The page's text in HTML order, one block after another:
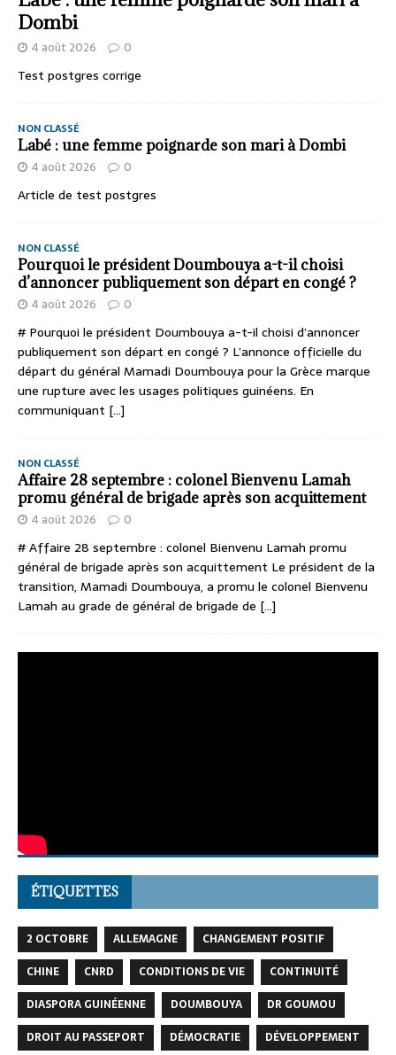
Dombi
4 août 2026 0
Test postgres corrige
NON CLASSÉ
Labé : une femme poignarde son mari à Dombi
4 août 2026 0
Article de test postgres
NON CLASSÉ
Pourquoi le président Doumbouya a-t-il choisi
d’annoncer publiquement son départ en congé ?
4 août 2026 0
# Pourquoi le président Doumbouya a-t-il choisi d’annoncer
publiquement son départ en congé ? L’annonce officielle du
départ du général Mamadi Doumbouya pour la Grèce marque
une rupture avec les usages politiques guinéens. En
communiquant [...]
NON CLASSÉ
Affaire 28 septembre : colonel Bienvenu Lamah
promu général de brigade après son acquittement
4 août 2026 0
# Affaire 28 septembre : colonel Bienvenu Lamah promu
général de brigade après son acquittement Le président de la
transition, Mamadi Doumbouya, a promu le colonel Bienvenu
Lamah au grade de général de brigade de [...]
ÉTIQUETTES
2 OCTOBRE ALLEMAGNE
CHANGEMENT POSITIF
CHINE
CNRD CONDITIONS DE VIE
CONTINUITÉ
DIASPORA GUINÉENNE
DOUMBOUYA
DR GOUMOU
DROIT AU PASSEPORT
DÉMOCRATIE
DÉVELOPPEMENT